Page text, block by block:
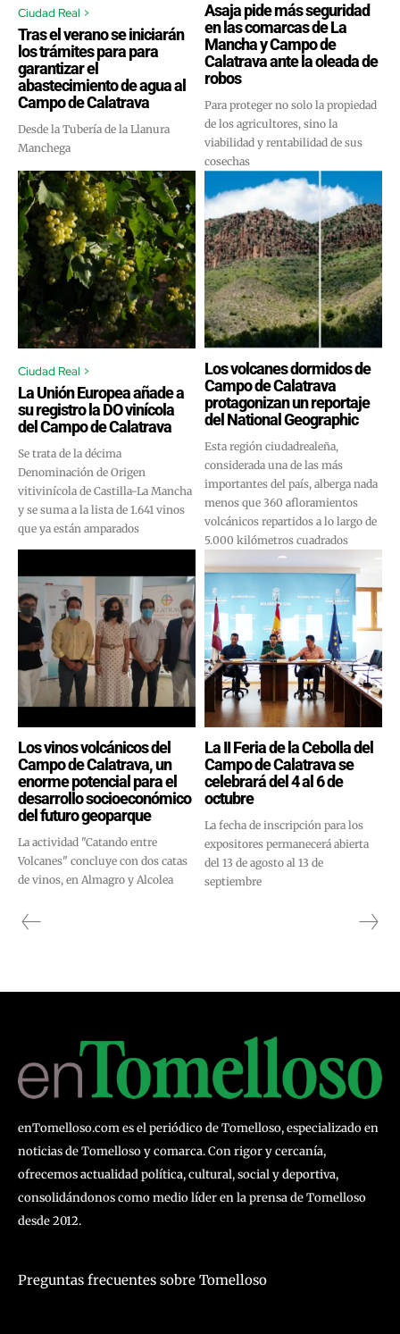
Ciudad Real >
Tras el verano se iniciarán
los trámites para para
garantizar el
abastecimiento de agua al
Campo de Calatrava
Desde la Tubería de la Llanura
Manchega
Asaja pide más seguridad
en las comarcas de La
Mancha y Campo de
Calatrava ante la oleada de
robos
Para proteger no solo la propiedad
de los agricultores, sino la
viabilidad y rentabilidad de sus
cosechas
Ciudad Real >
La Unión Europea añade a
su registro la DO vinícola
del Campo de Calatrava
Se trata de la décima
Denominación de Origen
vitivinícola de Castilla-La Mancha
y se suma a la lista de 1.641 vinos
que ya están amparados
Los volcanes dormidos de
Campo de Calatrava
protagonizan un reportaje
del National Geographic
Esta región ciudadrealeña,
considerada una de las más
importantes del país, alberga nada
menos que 360 afloramientos
volcánicos repartidos a lo largo de
5.000 kilómetros cuadrados
Los vinos volcánicos del
Campo de Calatrava, un
enorme potencial para el
desarrollo socioeconómico
del futuro geoparque
La actividad "Catando entre
Volcanes" concluye con dos catas
de vinos, en Almagro y Alcolea
La II Feria de la Cebolla del
Campo de Calatrava se
celebrará del 4 al 6 de
octubre
La fecha de inscripción para los
expositores permanecerá abierta
del 13 de agosto al 13 de
septiembre
enTomelloso.com es el periódico de Tomelloso, especializado en
noticias de Tomelloso y comarca. Con rigor y cercanía,
ofrecemos actualidad política, cultural, social y deportiva,
consolidándonos como medio líder en la prensa de Tomelloso
desde 2012.
Preguntas frecuentes sobre Tomelloso